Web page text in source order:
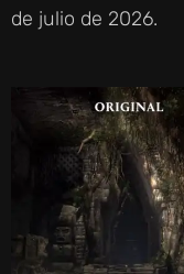
de julio de 2026.